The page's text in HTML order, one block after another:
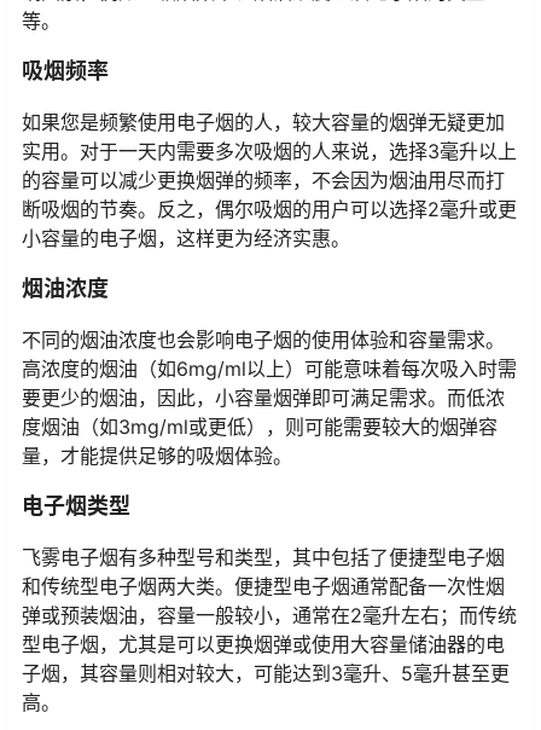
选择电子烟容量时，除了个人需求外，还需要考虑一些影
等。
吸烟频率
如果您是频繁使用电子烟的人，较大容量的烟弹无疑更加
实用。对于一天内需要多次吸烟的人来说，选择3毫升以上
的容量可以减少更换烟弹的频率，不会因为烟油用尽而打
小容量的电子烟，这样更为经济实惠。
烟油浓度
不同的烟油浓度也会影响电子烟的使用体验和容量需求。
高浓度的烟油（如6mg/ml以上）可能意味着每次吸入时需
要更少的烟油，因此，小容量烟弹即可满足需求。而低浓
量，才能提供足够的吸烟体验。
电子烟类型
飞雾电子烟有多种型号和类型，其中包括了便捷型电子烟
和传统型电子烟两大类。便捷型电子烟通常配备一次性烟
弹或预装烟油，容量一般较小，通常在2毫升左右；而传统
型电子烟，尤其是可以更换烟弹或使用大容量储油器的电